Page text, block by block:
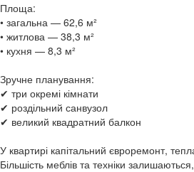
Площа:
• загальна — 62,6 м²
• житлова — 38,3 м²
• кухня — 8,3 м²
Зручне планування:
✔ три окремі кімнати
✔ роздільний санвузол
✔ великий квадратний балкон
У квартирі капітальний євроремонт,
Більшість меблів та техніки